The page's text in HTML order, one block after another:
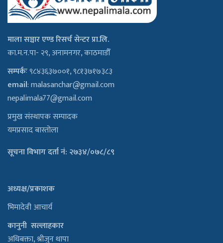
माला सञ्चार एण्ड रिसर्च सेन्टर प्रा.लि.
का.म.न.पा- २९, अनामनगर, काठमाडौँ
सम्पर्कः९८४३६३७००१, ९८१३७१७३८३
email:malasanchar@gmail.com
nepalimala77@gmail.com
प्रमुख संस्थापक सम्पादक
यमप्रसाद बास्तोला
सूचना विभाग दर्ता नं: २७३४/०७८/८९
अध्यक्ष/प्रकाशक
भिमादेवी आचार्य
कानुनी सल्लाहकार
अधिबक्ता, श्रीजुन थापा